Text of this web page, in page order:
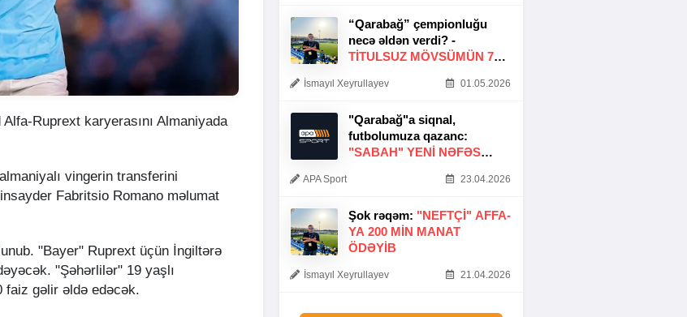
Ruprext karyerasını Almaniyada
vingerin transferini
Fabritsio Romano məlumat
"Bayer" Ruprext üçün İngiltərə
"Şəhərlilər" 19 yaşlı
faiz gəlir əldə edəcək.
“Qarabağ” çempionluğu
necə əldən verdi? -
TITULSUZ MÖVSÜMÜN 7
İsmayıl Xeyrullayev 01.05.2026
"Qarabağ"a siqnal,
futbolumuza qazanc:
"SABAH" YENI NƏFƏS
APA Sport 23.04.2026
Şok rəqəm: "NEFTÇI" AFFA-
YA 200 MIN MANAT
ÖDƏYIB
İsmayıl Xeyrullayev 21.04.2026